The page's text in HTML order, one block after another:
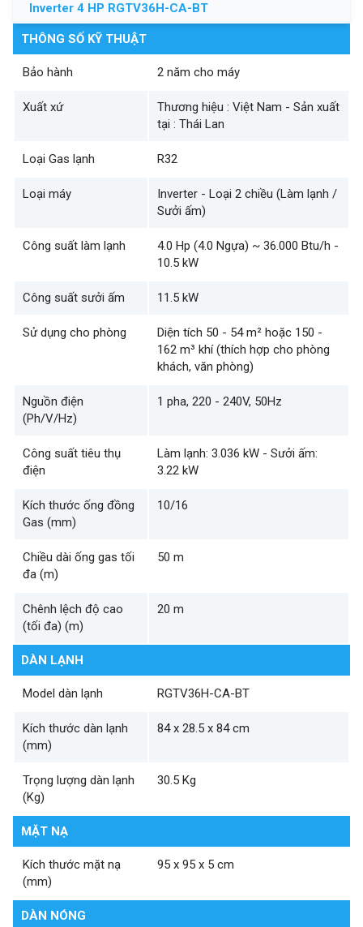
Inverter 4 HP RGTV36H-CA-BT
THÔNG SỐ KỸ THUẬT
Bảo hành 2 năm cho máy
Xuất xứ
Thương hiệu : Việt Nam - Sản xuất
tại : Thái Lan
Loại Gas lạnh R32
Loại máy
Inverter - Loại 2 chiều (Làm lạnh /
Sưởi ấm)
Công suất làm lạnh
4.0 Hp (4.0 Ngựa) ~ 36.000 Btu/h -
10.5 kW
Công suất sưởi ấm 11.5 kW
Sử dụng cho phòng
Diện tích 50 - 54 m² hoặc 150 -
162 m³ khí (thích hợp cho phòng
khách, văn phòng)
Nguồn điện
(Ph/V/Hz)
1 pha, 220 - 240V, 50Hz
Công suất tiêu thụ
điện
Làm lạnh: 3.036 kW - Sưởi ấm:
3.22 kW
Kích thước ống đồng
Gas (mm)
10/16
Chiều dài ống gas tối
đa (m)
50 m
Chênh lệch độ cao
(tối đa) (m)
20 m
DÀN LẠNH
Model dàn lạnh RGTV36H-CA-BT
Kích thước dàn lạnh
(mm)
84 x 28.5 x 84 cm
Trọng lượng dàn lạnh
(Kg)
30.5 Kg
MẶT NẠ
Kích thước mặt nạ
(mm)
95 x 95 x 5 cm
DÀN NÓNG